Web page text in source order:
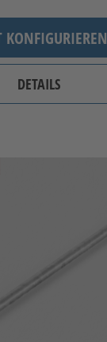
KONFIGURIEREN
DETAILS